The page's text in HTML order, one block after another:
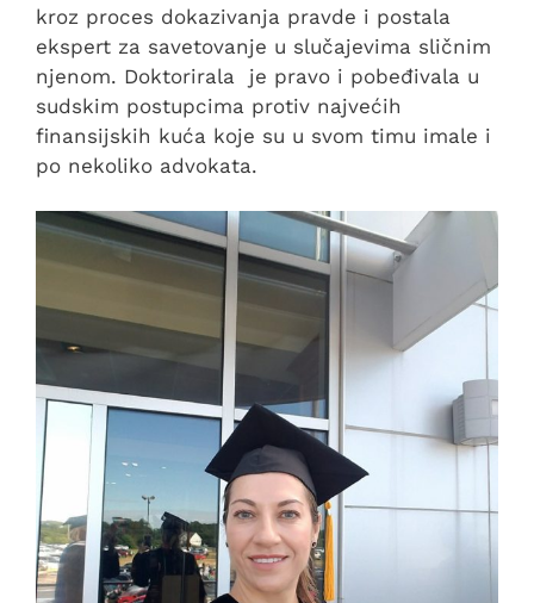
kroz proces dokazivanja pravde i postala
ekspert za savetovanje u slučajevima sličnim
njenom. Doktorirala je pravo i pobeđivala u
sudskim postupcima protiv najvećih
finansijskih kuća koje su u svom timu imale i
po nekoliko advokata.